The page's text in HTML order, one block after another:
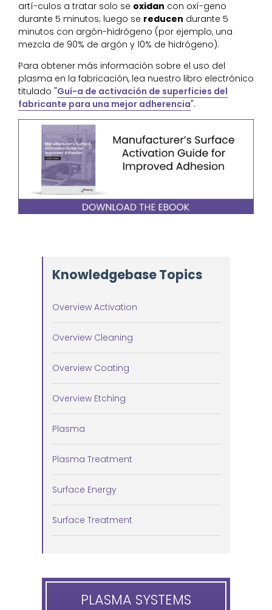
artí-culos a tratar solo se oxidan con oxí-geno
durante 5 minutos; luego se reducen durante 5
minutos con argón-hidrógeno (por ejemplo, una
mezcla de 90% de argón y 10% de hidrógeno).
Para obtener más información sobre el uso del
plasma en la fabricación, lea nuestro libro electrónico
titulado "Guí-a de activación de superficies del
fabricante para una mejor adherencia".
Knowledgebase Topics
Overview Activation
Overview Cleaning
Overview Coating
Overview Etching
Plasma
Plasma Treatment
Surface Energy
Surface Treatment
PLASMA SYSTEMS